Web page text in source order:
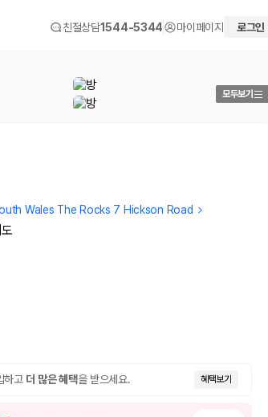
친절상담1544-5344 마이페이지 로그인
모두보기
Wales The Rocks 7 Hickson Road
하고 더 많은 혜택을 받으세요. 혜택보기